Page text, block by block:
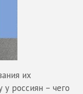
их
у россиян – чего